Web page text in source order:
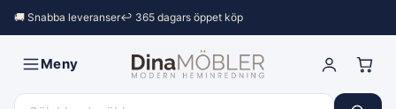
🚚 Snabba leveranser↩︎ 365 dagars öppet köp
Meny